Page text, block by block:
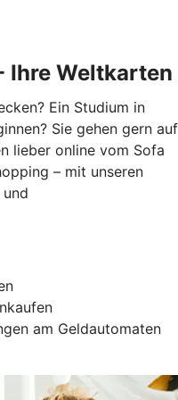
Ihre Weltkarten
Ein Studium in
Sie gehen gern auf
lieber online vom Sofa
– mit unseren
am Geldautomaten